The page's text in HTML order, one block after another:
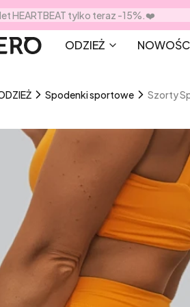
HEARTBEAT tylko teraz -15%.❤️
ODZIEŻ
Spodenki sportowe Szorty